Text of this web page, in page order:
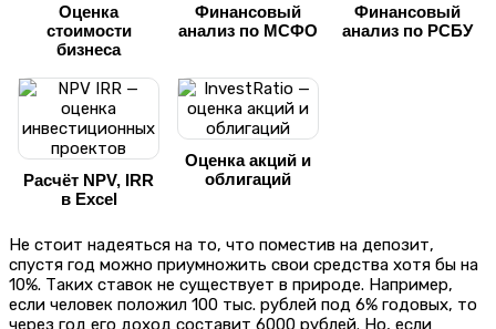
Оценка
стоимости
бизнеса
Финансовый
анализ по МСФО
Финансовый
анализ по РСБУ
Расчёт NPV, IRR
в Excel
Оценка акций и
облигаций
Не стоит надеяться на то, что поместив на депозит,
спустя год можно приумножить свои средства хотя бы на
10%. Таких ставок не существует в природе. Например,
если человек положил 100 тыс. рублей под 6% годовых, то
через год его доход составит 6000 рублей. Но, если